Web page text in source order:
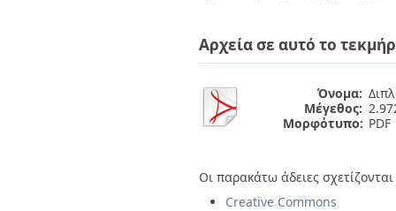
Αρχεία σε αυτό το
Όνομα:
Μέγεθος:
Μορφότυπο: PDF
Οι παρακάτω άδειες
Creative Commons